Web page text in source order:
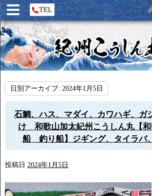
日別アーカイブ: 2024年1月5日
石鯛、ハス、マダイ、カワハギ、ガ
け 和歌山加太紀州こうしん丸【
船 釣り船】ジギング、タイラバ
投稿日 2024年1月5日